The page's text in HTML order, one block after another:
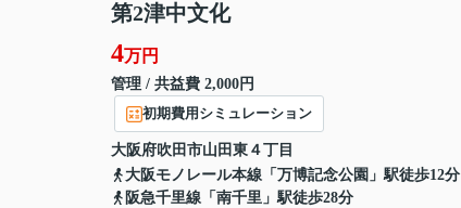
第2津中文化
4万円
管理 / 共益費 2,000円
初期費用シミュレーション
大阪府吹田市山田東 ４丁目
大阪モノレール本線「万博記念公園」駅徒歩12分
阪急千里線「南千里」駅徒歩28分